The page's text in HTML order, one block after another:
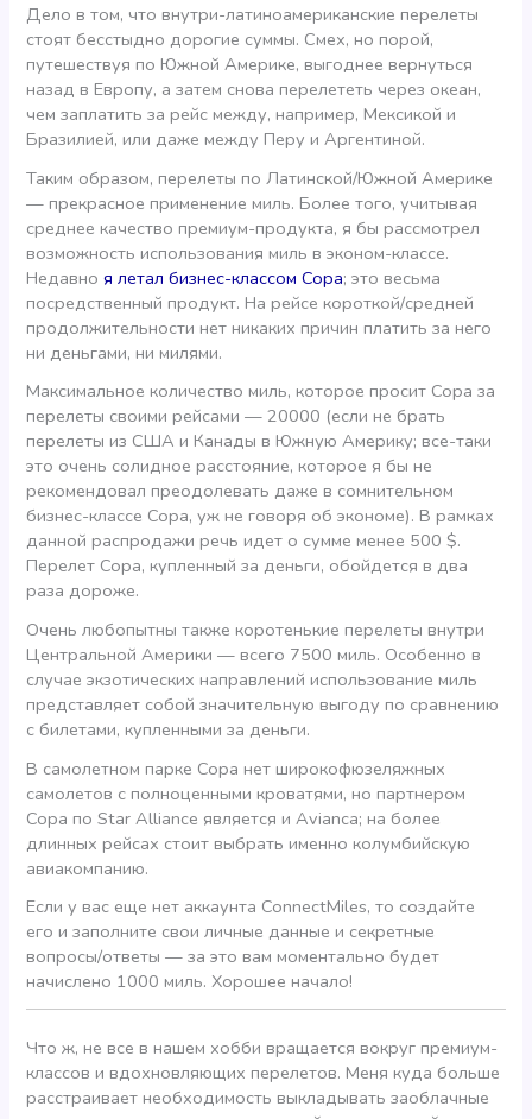
Дело в том, что внутри-латиноамериканские перелеты
стоят бесстыдно дорогие суммы. Смех, но порой,
путешествуя по Южной Америке, выгоднее вернуться
назад в Европу, а затем снова перелететь через океан,
чем заплатить за рейс между, например, Мексикой и
Бразилией, или даже между Перу и Аргентиной.
Таким образом, перелеты по Латинской/Южной Америке
— прекрасное применение миль. Более того, учитывая
среднее качество премиум-продукта, я бы рассмотрел
возможность использования миль в эконом-классе.
Недавноя летал бизнес-классом Copa; это весьма
посредственный продукт. На рейсе короткой/средней
продолжительности нет никаких причин платить за него
ни деньгами, ни милями.
Максимальное количество миль, которое просит Copa за
перелеты своими рейсами — 20000 (если не брать
перелеты из США и Канады в Южную Америку; все-таки
это очень солидное расстояние, которое я бы не
рекомендовал преодолевать даже в сомнительном
бизнес-классе Copa, уж не говоря об экономе). В рамках
данной распродажи речь идет о сумме менее 500 $.
Перелет Copa, купленный за деньги, обойдется в два
раза дороже.
Очень любопытны также коротенькие перелеты внутри
Центральной Америки — всего 7500 миль. Особенно в
случае экзотических направлений использование миль
представляет собой значительную выгоду по сравнению
с билетами, купленными за деньги.
В самолетном парке Copa нет широкофюзеляжных
самолетов с полноценными кроватями, но партнером
Copa по Star Alliance является и Avianca; на более
длинных рейсах стоит выбрать именно колумбийскую
авиакомпанию.
Если у вас еще нет аккаунта ConnectMiles, то создайте
его и заполните свои личные данные и секретные
вопросы/ответы — за это вам моментально будет
начислено 1000 миль. Хорошее начало!
Что ж, не все в нашем хобби вращается вокруг премиум-
классов и вдохновляющих перелетов. Меня куда больше
расстраивает необходимость выкладывать заоблачные